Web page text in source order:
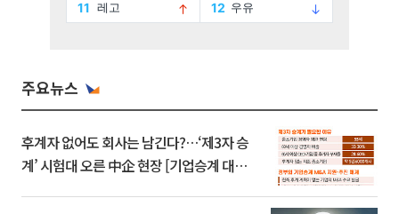
주요뉴스
후계자 없어도 회사는 남긴다?…‘제3자 승
계’ 시험대 오른 中企 현장 [기업승계 대전